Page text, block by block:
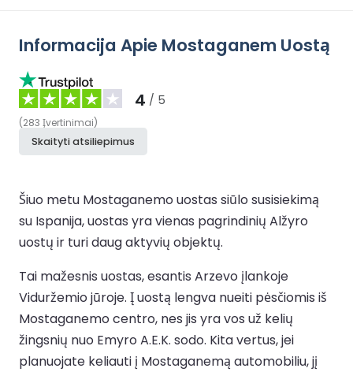
Informacija Apie Mostaganem Uostą
4 / 5
(283 Įvertinimai)
Skaityti atsiliepimus
Šiuo metu Mostaganemo uostas siūlo susisiekimą
su Ispanija, uostas yra vienas pagrindinių Alžyro
uostų ir turi daug aktyvių objektų.
Tai mažesnis uostas, esantis Arzevo įlankoje
Viduržemio jūroje. Į uostą lengva nueiti pėsčiomis iš
Mostaganemo centro, nes jis yra vos už kelių
žingsnių nuo Emyro A.E.K. sodo. Kita vertus, jei
planuojate keliauti į Mostaganemą automobiliu, jį